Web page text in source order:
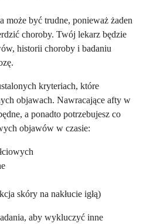
może być trudne, ponieważ żaden
choroby. Twój lekarz będzie
historii choroby i badaniu
kryteriach, które
objawach. Nawracające afty w
a ponadto potrzebujesz co
objawów w czasie:
skóry na nakłucie igłą)
aby wykluczyć inne